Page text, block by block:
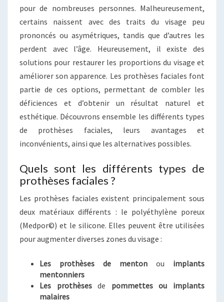
pour de nombreuses personnes. Malheureusement,
certains naissent avec des traits du visage peu
prononcés ou asymétriques, tandis que d’autres les
perdent avec l’âge. Heureusement, il existe des
solutions pour restaurer les proportions du visage et
améliorer son apparence. Les prothèses faciales font
partie de ces options, permettant de combler les
déficiences et d’obtenir un résultat naturel et
esthétique. Découvrons ensemble les différents types
de prothèses faciales, leurs avantages et
inconvénients, ainsi que les alternatives possibles.
Quels sont les différents types de
prothèses faciales ?
Les prothèses faciales existent principalement sous
deux matériaux différents : le polyéthylène poreux
(Medpor©) et le silicone. Elles peuvent être utilisées
pour augmenter diverses zones du visage :
Les prothèses de menton ou implants
mentonniers
Les prothèsesde pommettes ou implants
malaires